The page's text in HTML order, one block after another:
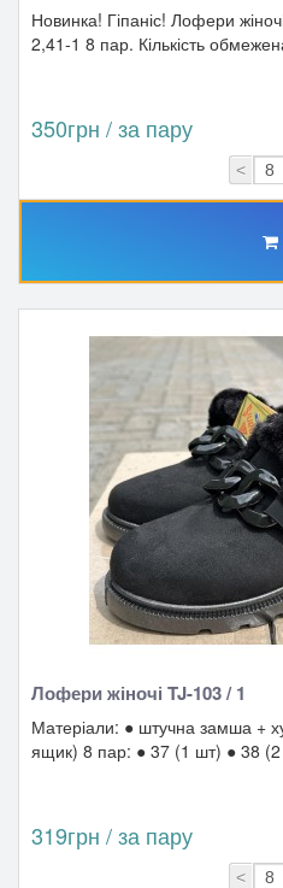
Новинка! Гіпаніс! Лофери
2,41-1 8 пар. Кількість
350грн / за пару
<
Лофери жіночі TJ-103 / 1
Матеріали: ● штучна замша +
ящик) 8 пар: ● 37 (1 шт) ● 38
319грн / за пару
<